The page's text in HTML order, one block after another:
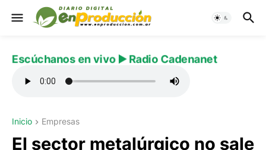
Escúchanos en vivo ▶️ Radio Cadenanet
Inicio Empresas
El sector metalúrgico no sale